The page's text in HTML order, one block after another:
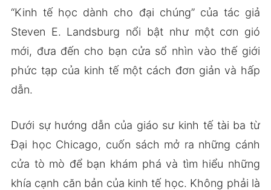
“Kinh tế học dành cho đại chúng” của tác giả
Steven E. Landsburg nổi bật như một cơn gió
mới, đưa đến cho bạn cửa sổ nhìn vào thế giới
phức tạp của kinh tế một cách đơn giản và hấp
dẫn.
Dưới sự hướng dẫn của giáo sư kinh tế tài ba từ
Đại học Chicago, cuốn sách mở ra những cánh
cửa tò mò để bạn khám phá và tìm hiểu những
khía cạnh căn bản của kinh tế học. Không phải là